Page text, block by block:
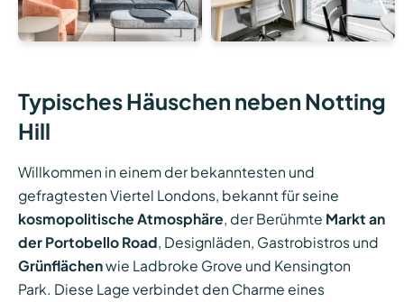
Typisches Häuschen neben Notting
Hill
Willkommen in einem der bekanntesten und
gefragtesten Viertel Londons, bekannt für seine
kosmopolitische Atmosphäre , der Berühmte Markt an
der Portobello Road , Designläden, Gastrobistros und
Grünflächenwie Ladbroke Grove und Kensington
Park. Diese Lage verbindet den Charme eines